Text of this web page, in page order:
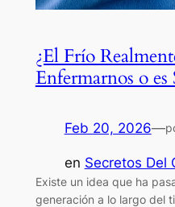
¿El Frío
Enfermarnos o
Feb 20, 2026—
en Secretos Del
Existe un idea que ha
generación a lo largo del